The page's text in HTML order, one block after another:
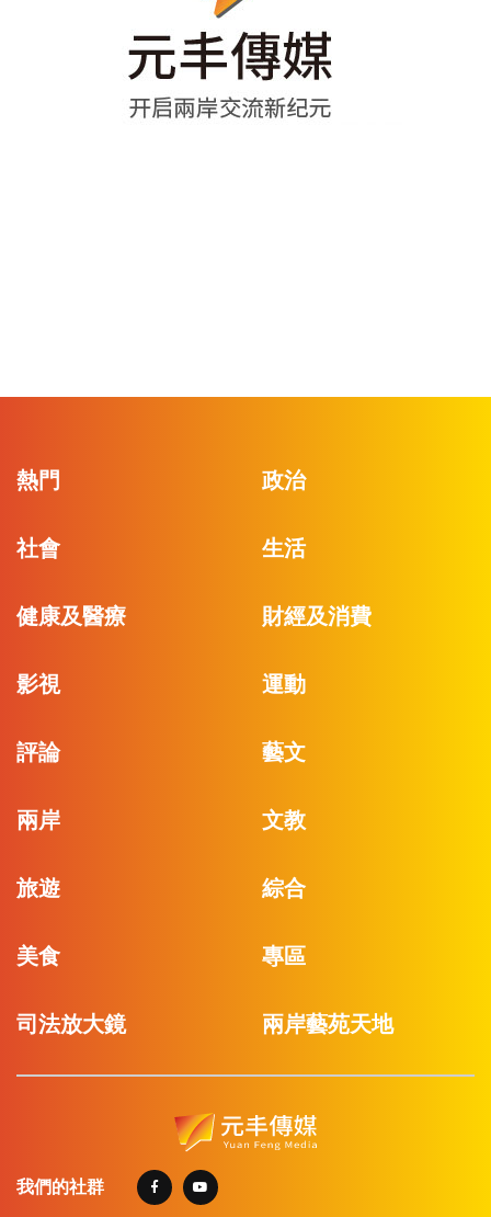
熱門 政治
社會 生活
健康及醫療 財經及消費
影視 運動
評論 藝文
兩岸 文教
旅遊 綜合
美食 專區
司法放大鏡 兩岸藝苑天地
我們的社群